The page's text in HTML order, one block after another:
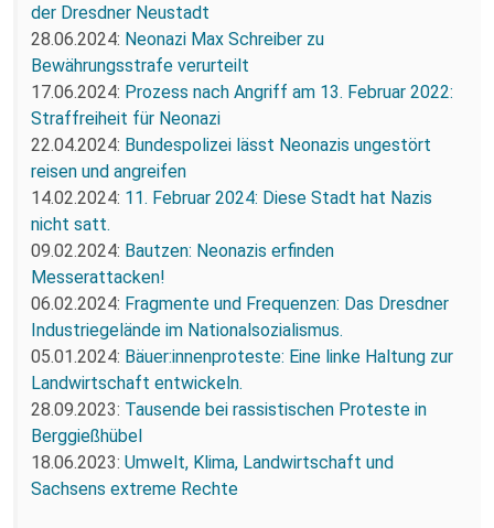
der Dresdner Neustadt
28.06.2024: Neonazi Max Schreiber zu
Bewährungsstrafe verurteilt
17.06.2024: Prozess nach Angriff am 13. Februar 2022:
Straffreiheit für Neonazi
22.04.2024: Bundespolizei lässt Neonazis ungestört
reisen und angreifen
14.02.2024: 11. Februar 2024: Diese Stadt hat Nazis
nicht satt.
09.02.2024: Bautzen: Neonazis erfinden
Messerattacken!
06.02.2024: Fragmente und Frequenzen: Das Dresdner
Industriegelände im Nationalsozialismus.
05.01.2024: Bäuer:innenproteste: Eine linke Haltung zur
Landwirtschaft entwickeln.
28.09.2023: Tausende bei rassistischen Proteste in
Berggießhübel
18.06.2023: Umwelt, Klima, Landwirtschaft und
Sachsens extreme Rechte